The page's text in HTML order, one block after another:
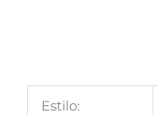
Estilo: